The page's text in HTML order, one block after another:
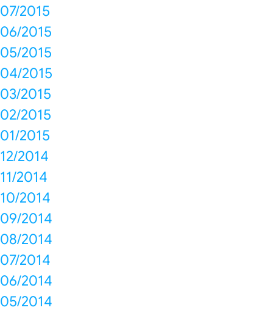
07/2015
06/2015
05/2015
04/2015
03/2015
02/2015
01/2015
12/2014
11/2014
10/2014
09/2014
08/2014
07/2014
06/2014
05/2014